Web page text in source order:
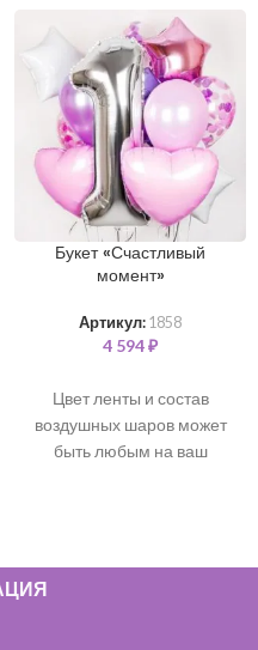
Букет «Счастливый
момент»
Артикул: 1858
4 594₽
Цвет ленты и состав
воздушных шаров может
быть любым на ваш